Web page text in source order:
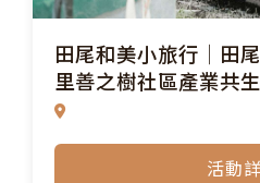
田尾和美小旅行│田
里善之樹社區產業共
活動